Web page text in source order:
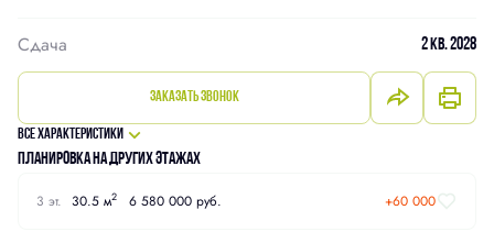
Сдача 2 кв. 2028
Заказать звонок
Все характеристики
Планировка на других этажах
3 эт. 30.5 м2 6 580 000 руб. +60 000